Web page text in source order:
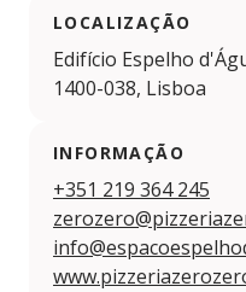
LOCALIZAÇÃO
Edifício Espelho
1400-038, Lisboa
INFORMAÇÃO
+351 219 364 245